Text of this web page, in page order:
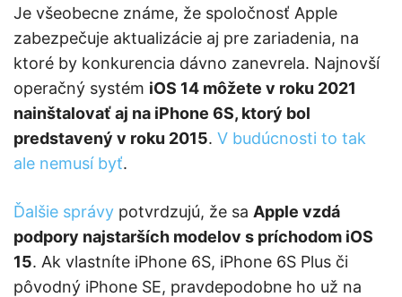
Je všeobecne známe, že spoločnosť Apple
zabezpečuje aktualizácie aj pre zariadenia, na
ktoré by konkurencia dávno zanevrela. Najnovší
operačný systém iOS 14 môžete v roku 2021
nainštalovať aj na iPhone 6S, ktorý bol
predstavený v roku 2015. V budúcnosti to tak
ale nemusí byť.
Ďalšie správy potvrdzujú, že sa Apple vzdá
podpory najstarších modelov s príchodom iOS
15. Ak vlastníte iPhone 6S, iPhone 6S Plus či
pôvodný iPhone SE, pravdepodobne ho už na